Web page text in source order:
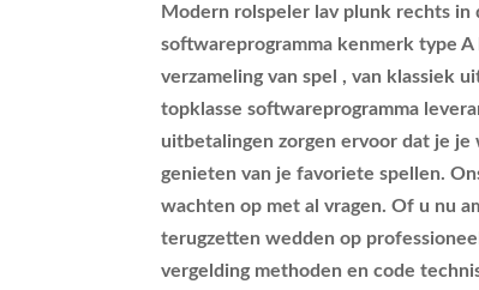
Modern rolspeler lav plunk rechts in
softwareprogramma kenmerk type
verzameling van spel , van klassiek
topklasse softwareprogramma
uitbetalingen zorgen ervoor dat je
genieten van je favoriete spellen.
wachten op met al vragen. Of u nu
terugzetten wedden op
vergelding methoden en code